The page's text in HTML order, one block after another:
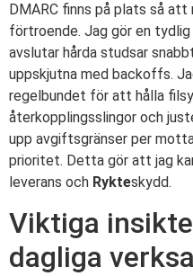
DMARC finns på plats så
förtroende. Jag gör en
avslutar hårda studsar
uppskjutna med backoffs.
regelbundet för att hålla
återkopplingsslingor och
upp avgiftsgränser per
prioritet. Detta gör att jag
leverans och Rykteskydd.
Viktiga
dagliga